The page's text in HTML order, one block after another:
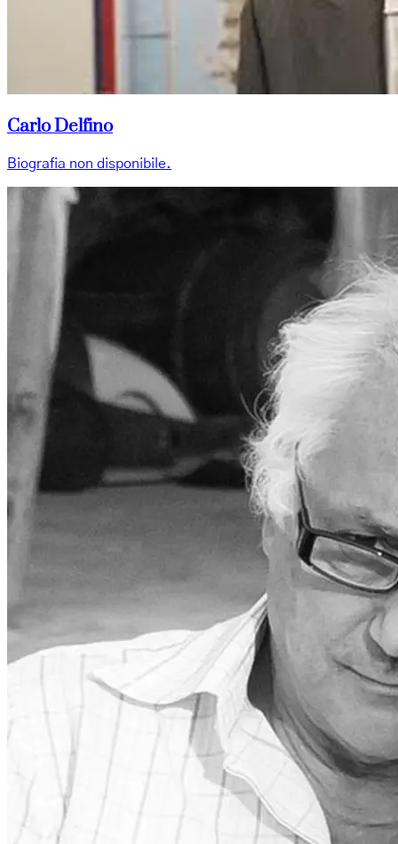
Carlo Delfino
Biografia non disponibile.